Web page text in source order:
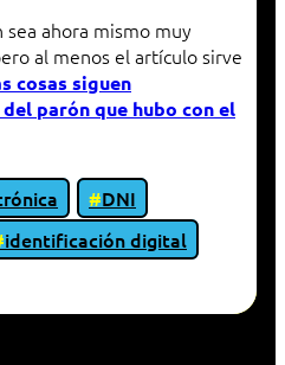
ahora mismo muy
al menos el artículo sirve
cosas siguen
parón que hubo con el
DNI
identificación digital